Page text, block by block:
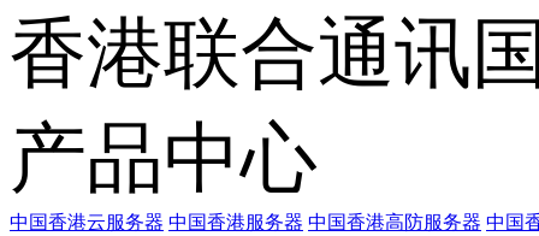
香港联合通讯
产品中心
中国香港云服务器 中国香港服务器 中国香港高防服务器 中国